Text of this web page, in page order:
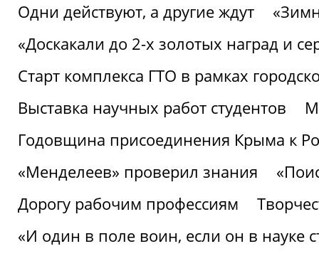
Одни действуют, а другие ждут
«Доскакали до 2-х золотых наград и
Старт комплекса ГТО в рамках
Выставка научных работ студентов
Годовщина присоединения Крыма к
«Менделеев» проверил знания
Дорогу рабочим профессиям
«И один в поле воин, если он в науке